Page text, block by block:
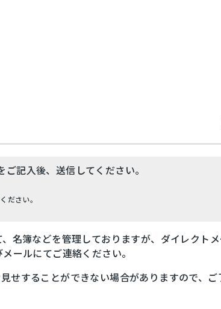
記入後、送信してください。
ださい。
名簿などを管理しておりますが、ダイレクト
ールにてご連絡ください。
することができない場合がありますので、ご